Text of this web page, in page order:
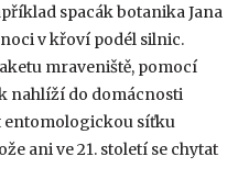
spacák botanika Jana
v křoví podél silnic.
mraveniště, pomocí
nahlíží do domácnosti
entomologickou síťku
ani ve 21. století se chytat